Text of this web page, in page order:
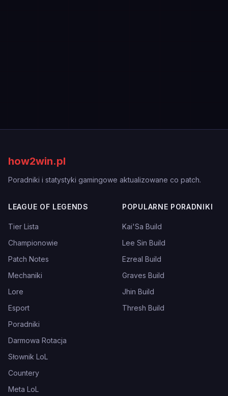
how2win.pl
Poradniki i statystyki gamingowe aktualizowane co patch.
LEAGUE OF LEGENDS
Tier Lista
Championowie
Patch Notes
Mechaniki
Lore
Esport
Poradniki
Darmowa Rotacja
Słownik LoL
Countery
Meta LoL
POPULARNE PORADNIKI
Kai'Sa Build
Lee Sin Build
Ezreal Build
Graves Build
Jhin Build
Thresh Build